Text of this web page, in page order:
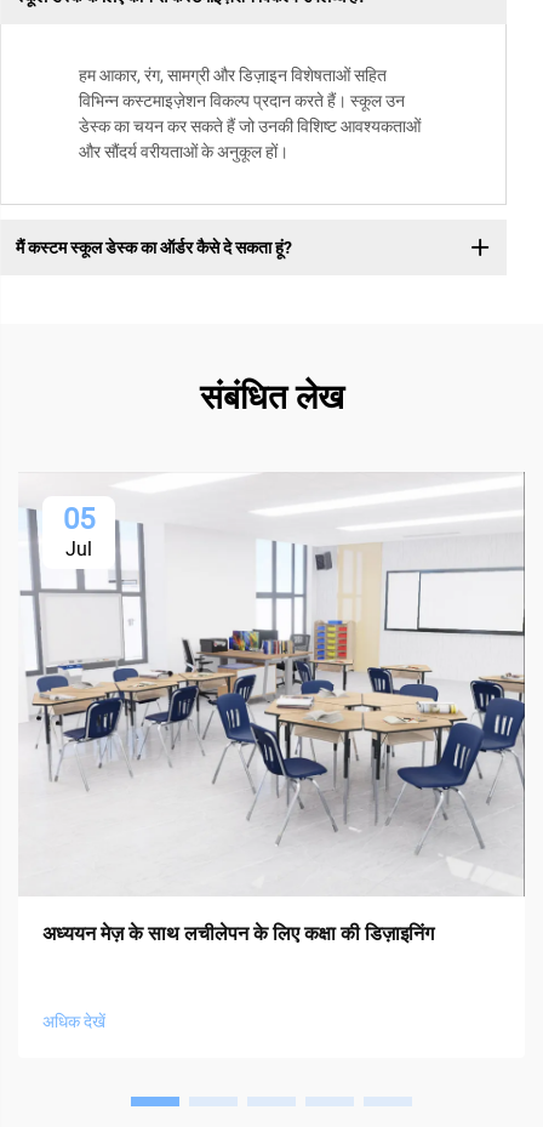
हम आकार, रंग, सामग्री और डिज़ाइन विशेषताओं सहित
विभिन्न कस्टमाइज़ेशन विकल्प प्रदान करते हैं। स्कूल उन
डेस्क का चयन कर सकते हैं जो उनकी विशिष्ट आवश्यकताओं
और सौंदर्य वरीयताओं के अनुकूल हों।
मैं कस्टम स्कूल डेस्क का ऑर्डर कैसे दे सकता हूं?
संबंधित लेख
05
Jul
अध्ययन मेज़ के साथ लचीलेपन के लिए कक्षा की डिज़ाइनिंग
अधिक देखें